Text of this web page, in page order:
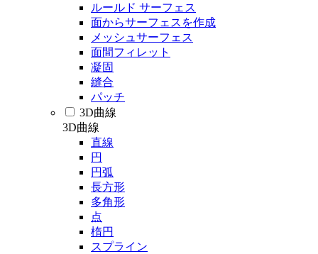
ルールド サーフェス
面からサーフェスを作成
メッシュサーフェス
面間フィレット
凝固
縫合
パッチ
3D曲線
3D曲線
直線
円
円弧
長方形
多角形
点
楕円
スプライン